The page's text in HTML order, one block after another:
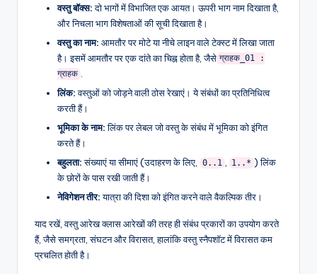
वस्तु बॉक्स:दो भागों में विभाजित एक आयत। ऊपरी भाग नाम दिखाता है,
और निचला भाग विशेषताओं की सूची दिखाता है।
वस्तु का नाम: आमतौर पर मोटे या नीचे लाइन वाले टेक्स्ट में लिखा जाता
है। इसमें आमतौर पर एक दांते का चिह्न होता है, जैसे ग्राहक_01 :
ग्राहक
लिंक:वस्तुओं को जोड़ने वाली ठोस रेखाएं। ये संबंधों का प्रतिनिधित्व
करती हैं।
भूमिका के नाम:लिंक पर लेबल जो वस्तु के संबंध में भूमिका को इंगित
करते हैं।
बहुलता:संख्याएं या सीमाएं (उदाहरण के लिए, 0..1 1..* ) लिंक
के छोरों के पास रखी जाती हैं।
नेविगेशन तीर:यात्रा की दिशा को इंगित करने वाले वैकल्पिक तीर।
याद रखें, वस्तु आरेख क्लास आरेखों की तरह ही संबंध प्रकारों का उपयोग करते
हैं, जैसे समग्रता, संघटन और विरासत, हालांकि वस्तु स्नैपशॉट में विरासत कम
प्रचलित होती है।